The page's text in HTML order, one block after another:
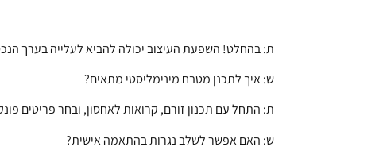
ת: בהחלט! השפעת העיצוב יכולה להביא לעלייה בערך
ש: איך לתכנן מטבח מינימליסטי מתאים?
ת: התחל עם תכנון זורם, קרואות לאחסון, ובחר פריטים
ש: האם אפשר לשלב נגרות בהתאמה אישית?